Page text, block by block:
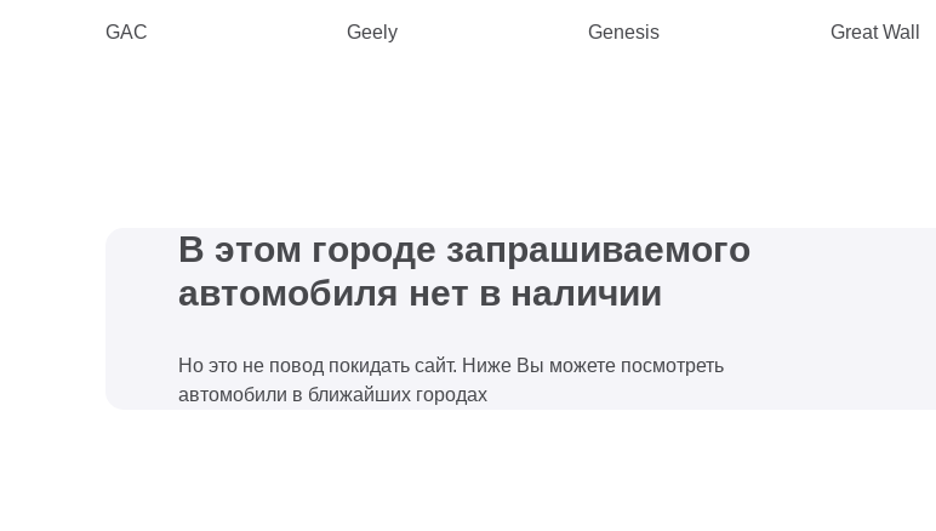
GAC Geely Genesis Great Wall
В этом городе запрашиваемого
автомобиля нет в наличии
Но это не повод покидать сайт. Ниже Вы можете посмотреть
автомобили в ближайших городах